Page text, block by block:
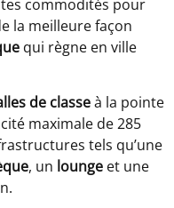
commodités pour
la meilleure façon
qui règne en ville
de classeà la pointe
maximale de 285
tels qu’une
, un lounge et une